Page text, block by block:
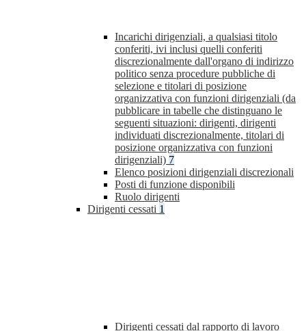
Incarichi dirigenziali, a qualsiasi titolo
conferiti, ivi inclusi quelli conferiti
discrezionalmente dall'organo di indirizzo
politico senza procedure pubbliche di
selezione e titolari di posizione
organizzativa con funzioni dirigenziali (da
pubblicare in tabelle che distinguano le
seguenti situazioni: dirigenti, dirigenti
individuati discrezionalmente, titolari di
posizione organizzativa con funzioni
dirigenziali) 7
Elenco posizioni dirigenziali discrezionali
Posti di funzione disponibili
Ruolo dirigenti
Dirigenti cessati 1
Dirigenti cessati dal rapporto di lavoro